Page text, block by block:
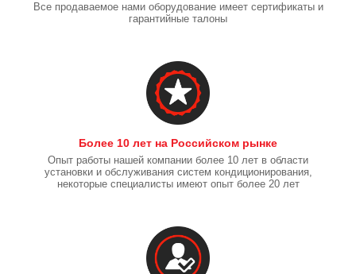
Все продаваемое нами оборудование имеет сертификаты и
гарантийные талоны
Более 10 лет на Российском рынке
Опыт работы нашей компании более 10 лет в области
установки и обслуживания систем кондиционирования,
некоторые специалисты имеют опыт более 20 лет